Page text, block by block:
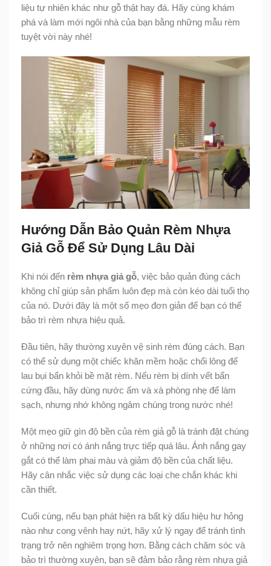
liệu tự nhiên khác như gỗ thật hay đá. Hãy cùng khám
phá và làm mới ngôi nhà của bạn bằng những mẫu rèm
tuyệt vời này nhé!
Hướng Dẫn Bảo Quản Rèm Nhựa
Giả Gỗ Để Sử Dụng Lâu Dài
Khi nói đến rèm nhựa giả gỗ, việc bảo quản đúng cách
không chỉ giúp sản phẩm luôn đẹp mà còn kéo dài tuổi thọ
của nó. Dưới đây là một số mẹo đơn giản để bạn có thể
bảo trì rèm nhựa hiệu quả.
Đầu tiên, hãy thường xuyên vệ sinh rèm đúng cách. Bạn
có thể sử dụng một chiếc khăn mềm hoặc chổi lông để
lau bụi bẩn khỏi bề mặt rèm. Nếu rèm bị dính vết bẩn
cứng đầu, hãy dùng nước ấm và xà phòng nhẹ để làm
sạch, nhưng nhớ không ngâm chúng trong nước nhé!
Một mẹo giữ gìn độ bền của rèm giả gỗ là tránh đặt chúng
ở những nơi có ánh nắng trực tiếp quá lâu. Ánh nắng gay
gắt có thể làm phai màu và giảm độ bền của chất liệu.
Hãy cân nhắc việc sử dụng các loại che chắn khác khi
cần thiết.
Cuối cùng, nếu bạn phát hiện ra bất kỳ dấu hiệu hư hỏng
nào như cong vênh hay nứt, hãy xử lý ngay để tránh tình
trạng trở nên nghiêm trọng hơn. Bằng cách chăm sóc và
bảo trì thường xuyên, bạn sẽ đảm bảo rằng rèm nhựa giả